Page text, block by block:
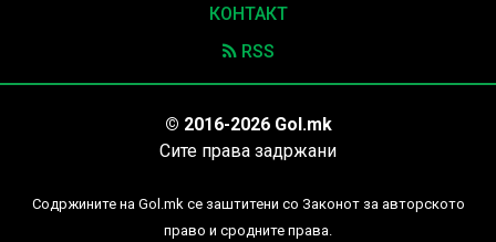
КОНТАКТ
RSS
© 2016-2026 Gol.mk
Сите права задржани
Содржините на Gol.mk се заштитени со Законот за авторското
право и сродните права.